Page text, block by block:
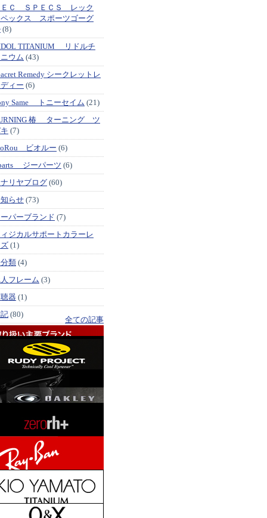
ＥＣ ＳＰＥＣＳ レック
ックス スポーツゴーグ
(8)
TITANIUM リドルチ
ウム (43)
Remedy シークレットレ
ィー (6)
Same トニーセイム (21)
椿 ターニング ツ
(7)
ビオルー (6)
ジーパーツ (6)
リヤブログ (60)
らせ (73)
パーブランド (7)
ジカルサポートカラーレ
(1)
類 (4)
フレーム (3)
器 (1)
(80)
全ての記事